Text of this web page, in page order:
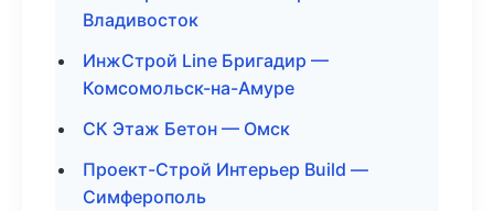
Владивосток
ИнжСтрой Line Бригадир —
Комсомольск-на-Амуре
СК Этаж Бетон — Омск
Проект-Строй Интерьер Build —
Симферополь